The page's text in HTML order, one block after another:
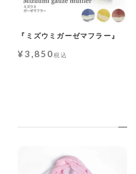
『ミズウミガーゼマフラー』
¥3,850税込